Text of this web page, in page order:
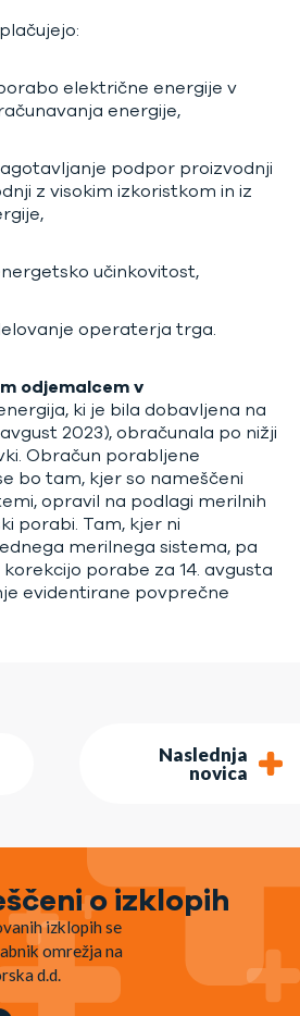
električne energije v
energije,
podpor proizvodnji
z visokim izkoristkom in iz
učinkovitost,
operaterja trga.
odjemalcem v
ki je bila dobavljena na
2023), obračunala po nižji
Obračun porabljene
bo tam, kjer so nameščeni
opravil na podlagi merilnih
porabi. Tam, kjer ni
merilnega sistema, pa
porabe za 14. avgusta
evidentirane povprečne
Naslednja
novica
o izklopih
izklopih se
omrežja na
d.d.